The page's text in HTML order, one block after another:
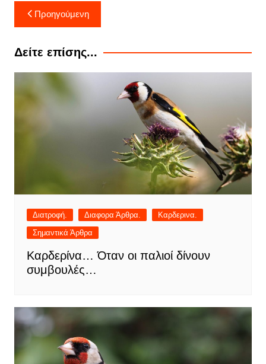
Πλοήγηση
άρθρων
Προηγούμενη
Δείτε επίσης...
Διατροφή. Διαφορα Άρθρα.
Καρδερινα.
Σημαντικά Άρθρα
Καρδερίνα… Όταν οι παλιοί δίνουν
συμβουλές…